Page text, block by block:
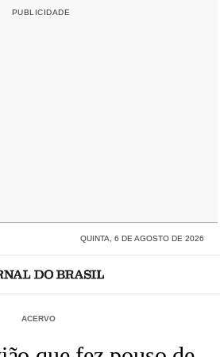
QUINTA, 6 DE AGOSTO DE 2026
ACERVO